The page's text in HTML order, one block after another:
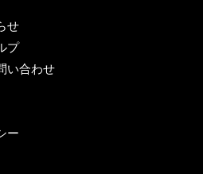
せ
プ
い合わせ
ー